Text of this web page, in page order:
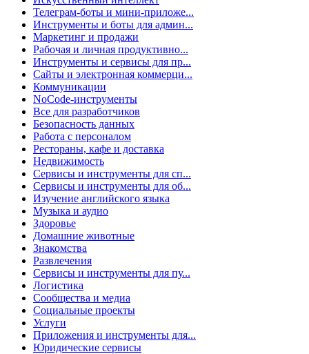
Телеграм-боты и мини-приложе...
Инструменты и боты для админ...
Маркетинг и продажи
Рабочая и личная продуктивно...
Инструменты и сервисы для пр...
Сайты и электронная коммерци...
Коммуникации
NoCode-инструменты
Все для разработчиков
Безопасность данных
Работа с персоналом
Рестораны, кафе и доставка
Недвижимость
Сервисы и инструменты для сп...
Сервисы и инструменты для об...
Изучение английского языка
Музыка и аудио
Здоровье
Домашние животные
Знакомства
Развлечения
Сервисы и инструменты для пу...
Логистика
Сообщества и медиа
Социальные проекты
Услуги
Приложения и инструменты для...
Юридические сервисы